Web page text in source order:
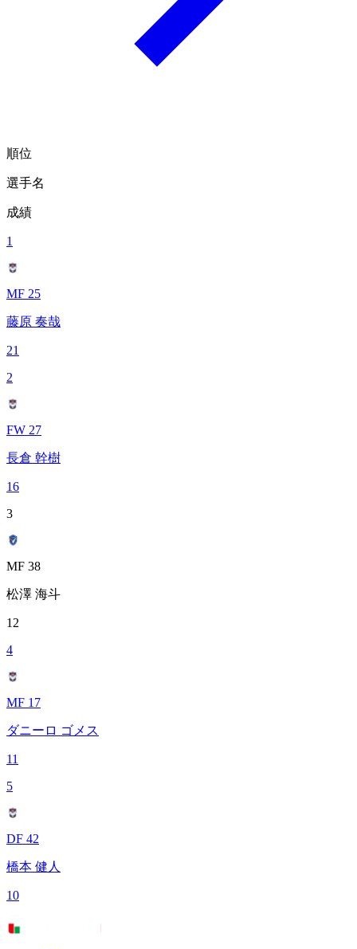
順位
選手名
成績
1
MF 25
藤原 奏哉
21
2
FW 27
長倉 幹樹
16
3
MF 38
松澤 海斗
12
4
MF 17
ダニーロ ゴメス
11
5
DF 42
橋本 健人
10